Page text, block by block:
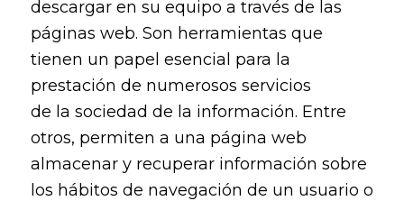
descargar en su equipo a través de las
páginas web. Son herramientas que
tienen un papel esencial para la
prestación de numerosos servicios
de la sociedad de la información. Entre
otros, permiten a una página web
almacenar y recuperar información sobre
los hábitos de navegación de un usuario o